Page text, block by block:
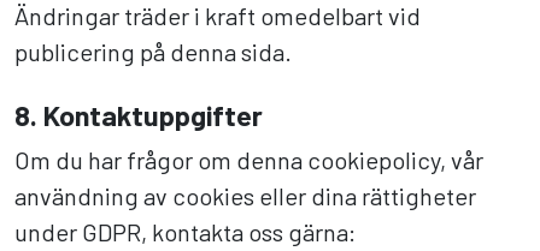
Ändringar träder i kraft omedelbart vid
publicering på denna sida.
8. Kontaktuppgifter
Om du har frågor om denna cookiepolicy, vår
användning av cookies eller dina rättigheter
under GDPR, kontakta oss gärna: